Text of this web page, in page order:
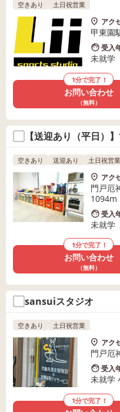
空きあり 土日祝営業
アク
甲東園
受入
未就学
1分で完了！
お問い合わせ
（無料）
【送迎あり（平日）
空きあり 送迎あり 土日祝営業
アク
門戸厄
1094m
受入
未就学
1分で完了！
お問い合わせ
（無料）
sansuiスタジオ
空きあり 土日祝営業
アク
門戸厄
受入
未就学
1分で完了！